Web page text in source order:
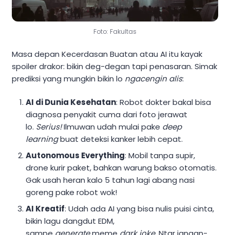
Foto: Fakultas
Masa depan Kecerdasan Buatan atau AI itu kayak
spoiler drakor: bikin deg-degan tapi penasaran. Simak
prediksi yang mungkin bikin lo ngacengin alis:
AI di Dunia Kesehatan: Robot dokter bakal bisa
diagnosa penyakit cuma dari foto jerawat
lo. Serius!Ilmuwan udah mulai pake deep
learningbuat deteksi kanker lebih cepat.
Autonomous Everything: Mobil tanpa supir,
drone kurir paket, bahkan warung bakso otomatis.
Gak usah heran kalo 5 tahun lagi abang nasi
goreng pake robot wok!
AI Kreatif: Udah ada AI yang bisa nulis puisi cinta,
bikin lagu dangdut EDM,